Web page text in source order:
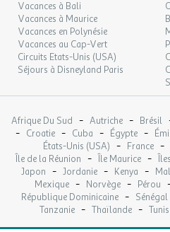
Vacances à Bali
Vacances à Maurice
Vacances en Polynésie
Vacances au Cap-Vert
Circuits Etats-Unis (USA)
Séjours à Disneyland Paris
Afrique Du Sud - Autriche - Brésil
- Croatie - Cuba - Égypte -
États-Unis (USA) - France -
Île de la Réunion - Île Maurice -
Japon - Jordanie - Kenya -
Mexique - Norvège - Pérou
République Dominicaine - Sénégal
Tanzanie - Thaïlande -